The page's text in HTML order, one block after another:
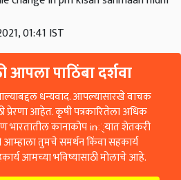
01:41 IST
आपला पाठिंबा दर्शवा
धन्यवाद. आपल्यासारखे वाचक
प्रेरणा आहेत. कृषी पत्रकारितेला अधिक
भारतातील कानाकोप in्यात शेतकरी
आम्हाला तुमचे समर्थन किंवा सहकार्य
आमच्या भविष्यासाठी मोलाचे आहे.